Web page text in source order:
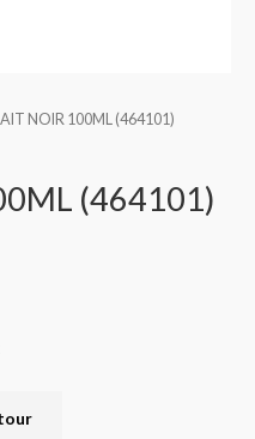
NOIR 100ML (464101)
(464101)